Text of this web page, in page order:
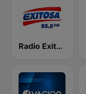
Radio Exitosa